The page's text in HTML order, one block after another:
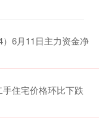
6月11日主力资金净
住宅价格环比下跌